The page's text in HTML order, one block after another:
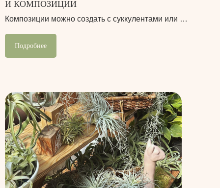
И КОМПОЗИЦИИ
Композиции можно создать с суккулентами или …
Подробнее